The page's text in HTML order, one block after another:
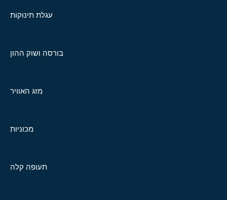
עגלת תינוקות
בורסה ושוק ההון
מזג האוויר
מכוניות
תעופה קלה